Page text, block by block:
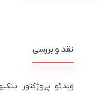
نقد و بررسی